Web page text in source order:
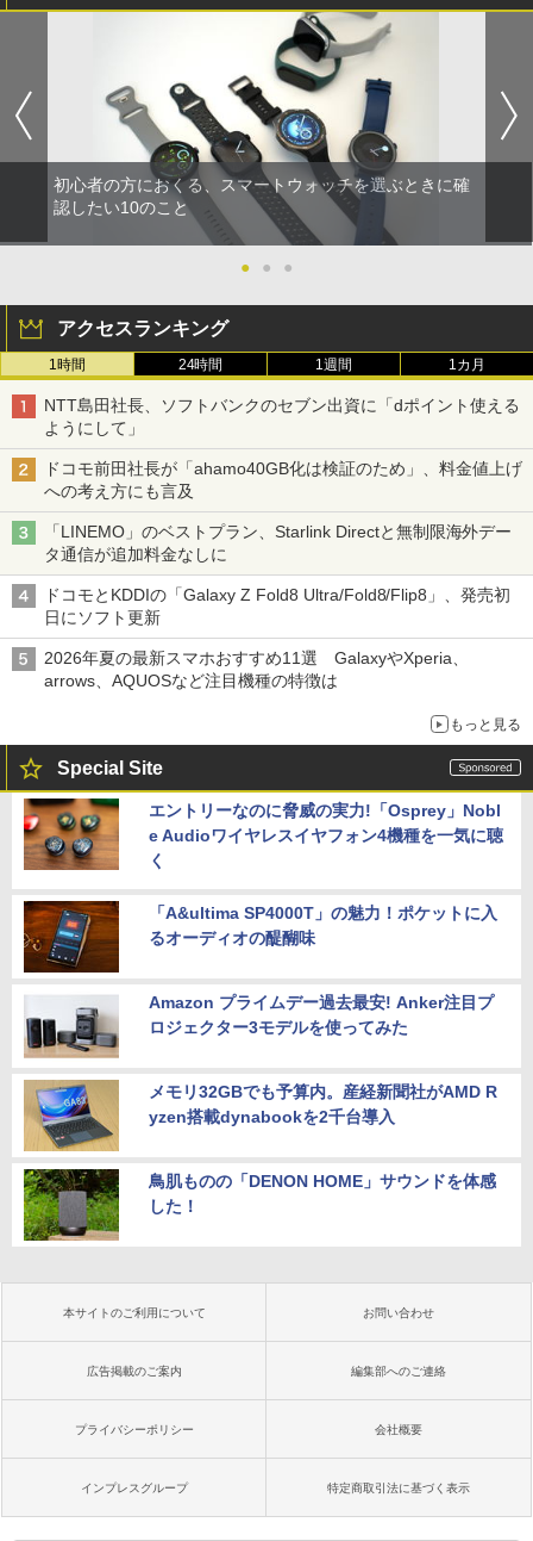
初心者の方におくる、スマートウォッチを選ぶときに確
認したい10のこと
● ● ●
アクセスランキング
1時間 24時間 1週間 1カ月
NTT島田社長、ソフトバンクのセブン出資に「dポイント使える
ようにして」
ドコモ前田社長が「ahamo40GB化は検証のため」、料金値上げ
への考え方にも言及
「LINEMO」のベストプラン、Starlink Directと無制限海外デー
タ通信が追加料金なしに
ドコモとKDDIの「Galaxy Z Fold8 Ultra/Fold8/Flip8」、発売初
日にソフト更新
2026年夏の最新スマホおすすめ11選 GalaxyやXperia、
arrows、AQUOSなど注目機種の特徴は
もっと見る
Special Site
エントリーなのに脅威の実力!「Osprey」Nobl
e Audioワイヤレスイヤフォン4機種を一気に聴
く
「A&ultima SP4000T」の魅力！ポケットに入
るオーディオの醍醐味
Amazon プライムデー過去最安! Anker注目プ
ロジェクター3モデルを使ってみた
メモリ32GBでも予算内。産経新聞社がAMD R
yzen搭載dynabookを2千台導入
鳥肌ものの「DENON HOME」サウンドを体感
した！
本サイトのご利用について お問い合わせ
広告掲載のご案内 編集部へのご連絡
プライバシーポリシー 会社概要
インプレスグループ 特定商取引法に基づく表示